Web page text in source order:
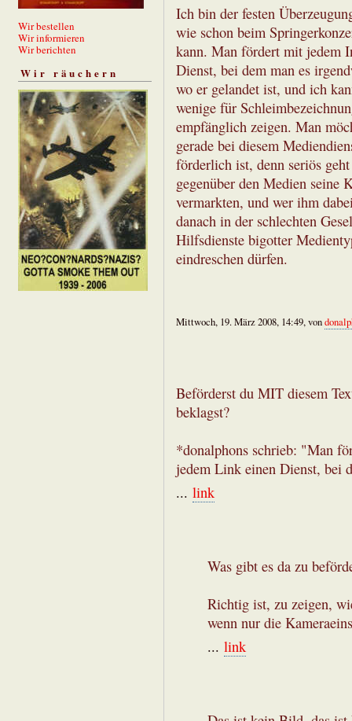
Wir bestellen
Wir informieren
Wir berichten
Wir räuchern
Ich bin der festen
wie schon beim
kann. Man fördert mit jedem
Dienst, bei dem man es
wo er gelandet ist, und ich
wenige für
empfänglich zeigen. Man
gerade bei diesem
förderlich ist, denn seriös
gegenüber den Medien seine
vermarkten, und wer ihm
danach in der schlechten
Hilfsdienste bigotter
eindreschen dürfen.
Mittwoch, 19. März 2008, 14:49, von
Beförderst du MIT diesem
beklagst?
*donalphons schrieb: "Man
jedem Link einen Dienst, bei
... link
Was gibt es da zu
Richtig ist, zu zeigen,
wenn nur die
... link